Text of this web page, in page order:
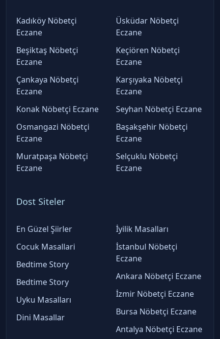
Kadıköy Nöbetçi
Eczane
Beşiktaş Nöbetçi
Eczane
Çankaya Nöbetçi
Eczane
Konak Nöbetçi Eczane
Osmangazi Nöbetçi
Eczane
Muratpaşa Nöbetçi
Eczane
Üsküdar Nöbetçi
Eczane
Keçiören Nöbetçi
Eczane
Karşıyaka Nöbetçi
Eczane
Seyhan Nöbetçi Eczane
Başakşehir Nöbetçi
Eczane
Selçuklu Nöbetçi
Eczane
Dost Siteler
En Güzel Şiirler
Cocuk Masallari
Bedtime Story
Bedtime Story
Uyku Masalları
Dini Masallar
İyilik Masalları
İstanbul Nöbetçi
Eczane
Ankara Nöbetçi Eczane
İzmir Nöbetçi Eczane
Bursa Nöbetçi Eczane
Antalya Nöbetçi Eczane